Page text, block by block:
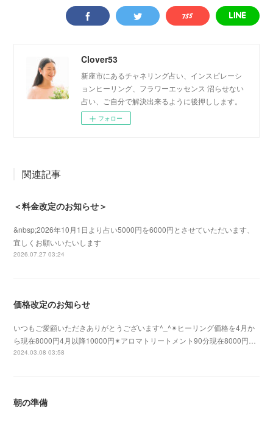
Clover53
新座市にあるチャネリング占い、インスピレーシ
ョンヒーリング、フラワーエッセンス 沼らせない
占い、ご自分で解決出来るように後押しします。
フォロー
関連記事
＜料金改定のお知らせ＞
&nbsp;2026年10月1日より占い5000円を6000円とさせていただいます、
宜しくお願いいたいします
2026.07.27 03:24
価格改定のお知らせ
いつもご愛顧いただきありがとうございます^_^✴︎ヒーリング価格を4月か
ら現在8000円4月以降10000円✴︎アロマトリートメント90分現在8000円…
2024.03.08 03:58
朝の準備